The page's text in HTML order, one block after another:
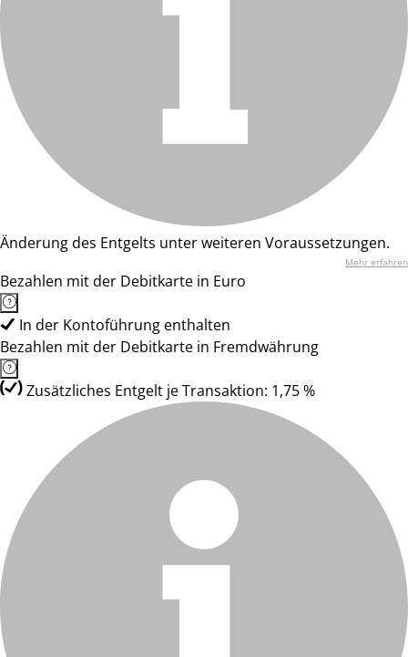
Änderung des Entgelts unter weiteren Voraussetzungen.
Mehr erfahren
Bezahlen mit der Debitkarte in Euro
In der Kontoführung enthalten
Bezahlen mit der Debitkarte in Fremdwährung
Zusätzliches Entgelt je Transaktion: 1,75 %